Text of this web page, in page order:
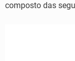
composto das